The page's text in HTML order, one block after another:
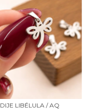
DIJE LIBÉLULA / AQ